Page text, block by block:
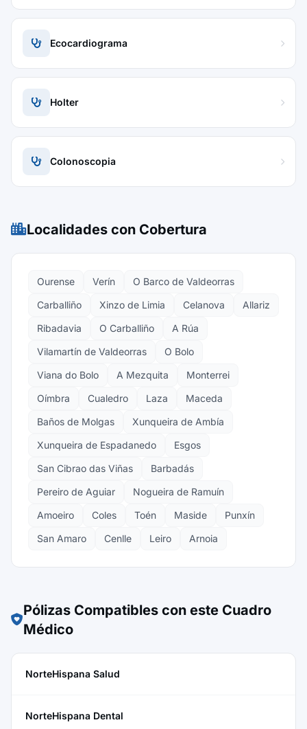
Ecocardiograma
Holter
Colonoscopia
Localidades con Cobertura
Ourense Verín
O Barco de Valdeorras
Carballiño
Xinzo de Limia Celanova
Allariz
Ribadavia
O Carballiño
A Rúa
Vilamartín de Valdeorras
O Bolo
Viana do Bolo
A Mezquita
Monterrei
Oímbra
Cualedro Laza
Maceda
Baños de Molgas
Xunqueira de Ambía
Xunqueira de Espadanedo
Esgos
San Cibrao das Viñas
Barbadás
Pereiro de Aguiar
Nogueira de Ramuín
Amoeiro
Coles Toén Maside
Punxín
San Amaro
Cenlle Leiro Arnoia
Pólizas Compatibles con este Cuadro
Médico
NorteHispana Salud
NorteHispana Dental